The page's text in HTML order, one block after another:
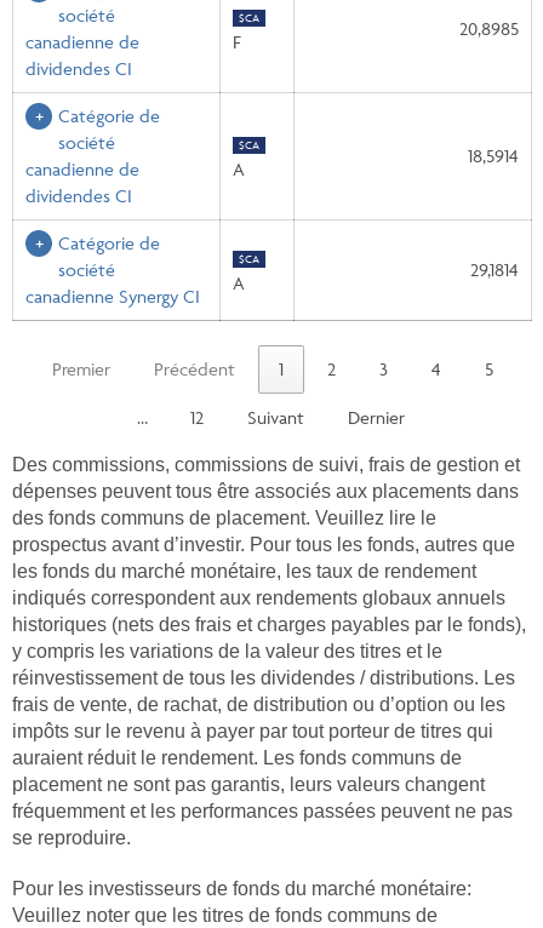
société
canadienne de
dividendes CI
$CA
F
20,8985
Catégorie de
société
canadienne de
dividendes CI
$CA
A
18,5914
Catégorie de
société
canadienne Synergy CI
$CA
A
29,1814
Premier Précédent 1 2 3 4 5
… 12 Suivant Dernier
Des commissions, commissions de suivi, frais de gestion et
dépenses peuvent tous être associés aux placements dans
des fonds communs de placement. Veuillez lire le
prospectus avant d’investir. Pour tous les fonds, autres que
les fonds du marché monétaire, les taux de rendement
indiqués correspondent aux rendements globaux annuels
historiques (nets des frais et charges payables par le fonds),
y compris les variations de la valeur des titres et le
réinvestissement de tous les dividendes / distributions. Les
frais de vente, de rachat, de distribution ou d’option ou les
impôts sur le revenu à payer par tout porteur de titres qui
auraient réduit le rendement. Les fonds communs de
placement ne sont pas garantis, leurs valeurs changent
fréquemment et les performances passées peuvent ne pas
se reproduire.
Pour les investisseurs de fonds du marché monétaire:
Veuillez noter que les titres de fonds communs de